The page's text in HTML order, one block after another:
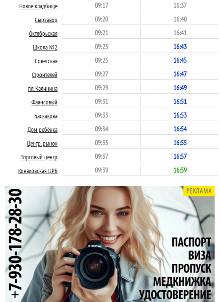
Новое кладбище 09:17 16:37
Сырзавод 09:20 16:40
Октябрьская 09:21 16:41
Школа №2 09:23 16:43
Советская 09:25 16:45
Строителей 09:27 16:47
пл. Калинина 09:29 16:49
Фаянсовый 09:31 16:51
Баскакова 09:33 16:53
Дом ребёнка 09:34 16:54
Центр. рынок 09:35 16:55
Торговый центр 09:37 16:57
Конаковская ЦРБ 09:39 16:59